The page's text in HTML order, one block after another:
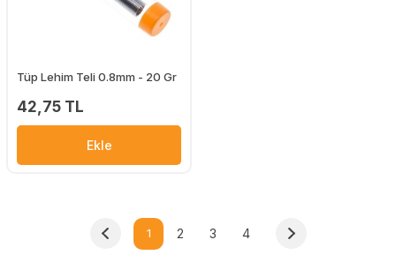
Tüp Lehim Teli 0.8mm - 20 Gr
42,75 TL
Ekle
1 2 3 4